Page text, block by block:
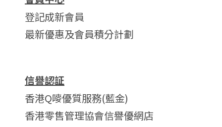
登記成新會員
最新優惠及會員積分計劃
信譽認証
香港Q嘜優質服務(藍金)
香港零售管理協會信譽優網店